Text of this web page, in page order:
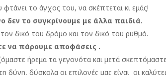
το άγχος του, να σκέπτεται κι εμάς!
δεν το συγκρίνουμε με άλλα παιδιά.
τον δικό του δρόμο και τον δικό του ρυθμό.
να πάρουμε αποφάσεις .
ήρεμα τα γεγονότα και μετά
δύνη, δύσκολα οι επιλογές μας είναι οι